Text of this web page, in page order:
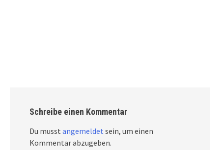
Schreibe einen Kommentar
Du musst angemeldet sein, um einen
Kommentar abzugeben.